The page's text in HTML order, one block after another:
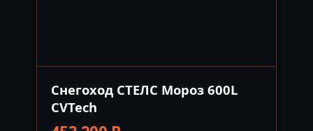
Снегоход СТЕЛС Мороз 600L
CVTech